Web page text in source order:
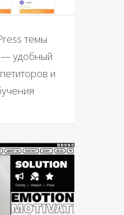
темы
— удобный
и